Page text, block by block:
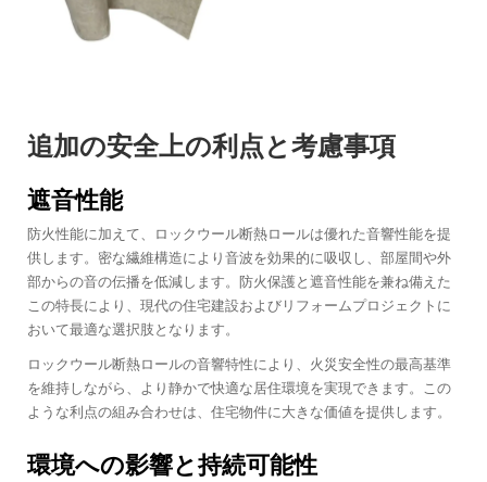
追加の安全上の利点と考慮事項
遮音性能
防火性能に加えて、ロックウール断熱ロールは優れた音響性能を提
供します。密な繊維構造により音波を効果的に吸収し、部屋間や外
部からの音の伝播を低減します。防火保護と遮音性能を兼ね備えた
この特長により、現代の住宅建設およびリフォームプロジェクトに
おいて最適な選択肢となります。
ロックウール断熱ロールの音響特性により、火災安全性の最高基準
を維持しながら、より静かで快適な居住環境を実現できます。この
ような利点の組み合わせは、住宅物件に大きな価値を提供します。
環境への影響と持続可能性